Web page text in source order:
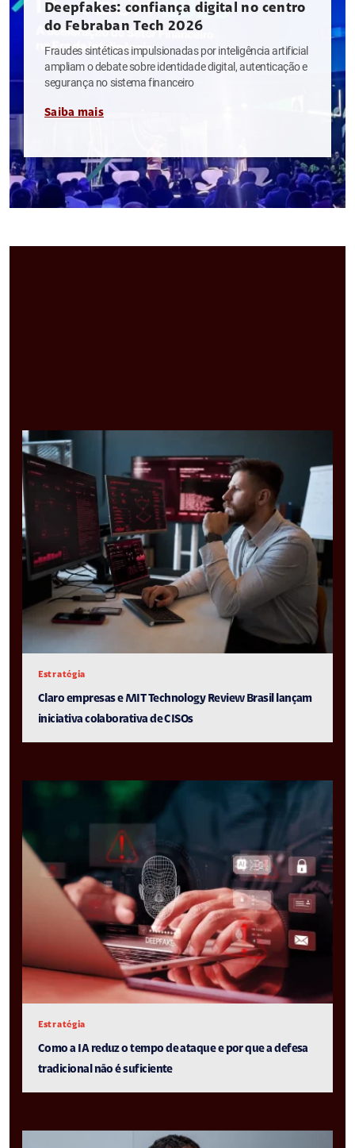
Deepfakes: confiança digital no centro
do Febraban Tech 2026
Fraudes sintéticas impulsionadas por inteligência artificial
ampliam o debate sobre identidade digital, autenticação e
segurança no sistema financeiro
Saiba mais
Estratégia
Claro empresas e MIT Technology Review Brasil lançam
iniciativa colaborativa de CISOs
Estratégia
Como a IA reduz o tempo de ataque e por que a defesa
tradicional não é suficiente